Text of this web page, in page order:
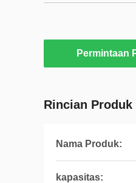
Permintaan
Rincian Produk
Nama Produk:
kapasitas: